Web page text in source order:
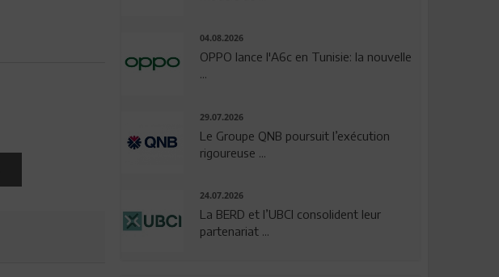
04.08.2026
OPPO lance l'A6c en Tunisie: la nouvelle
...
29.07.2026
Le Groupe QNB poursuit l’exécution
rigoureuse ...
24.07.2026
La BERD et l’UBCI consolident leur
partenariat ...